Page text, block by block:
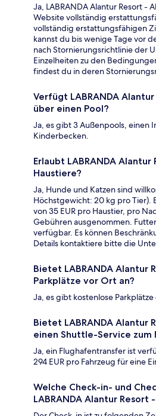
Ja, LABRANDA Alantur Resort -
Website vollständig
vollständig erstattungsfähigen
kannst du bis wenige Tage vor
nach Stornierungsrichtlinie der
Einzelheiten zu den
findest du in deren
Verfügt LABRANDA
über einen Pool?
Ja, es gibt 3 Außenpools, einen
Kinderbecken.
Erlaubt LABRANDA
Haustiere?
Ja, Hunde und Katzen sind
Höchstgewicht: 20 kg pro Tier).
von 35 EUR pro Haustier, pro
Gebühren ausgenommen.
verfügbar. Es können
Details kontaktiere bitte die
Bietet LABRANDA Alantur
Parkplätze vor Ort an?
Ja, es gibt kostenlose Parkplätze
Bietet LABRANDA Alantur
einen Shuttle-Service zum
Ja, ein Flughafentransfer ist
294 EUR pro Fahrzeug für eine
Welche Check-in- und
LABRANDA Alantur Resort